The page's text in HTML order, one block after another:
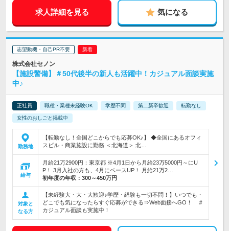
求人詳細を見る 気になる
志望動機・自己PR不要
株式会社セノン
【施設警備】＃50代後半の新人も活躍中！カジュアル面談実施
中♪
正社員 職種・業種未経験OK 学歴不問 第二新卒歓迎 転勤なし
女性のおしごと掲載中
勤務地
【転勤なし！全国どこからでも応募OK♪】 ◆全国にあるオフィ
スビル・商業施設に勤務 ＜北海道＞ 北…
給与
月給21万2900円：東京都 ※4月1日から月給23万5000円～にU
P！ 3月入社の方も、4月にベースUP！ 月給21万2…
初年度の年収： 300～450万円
対象と
なる方
【未経験大・大・大歓迎♪学歴・経験も一切不問！】いつでも・
どこでも気になったらすぐ応募ができる⇒Web面接へGO！ ＃
カジュアル面談も実施中！